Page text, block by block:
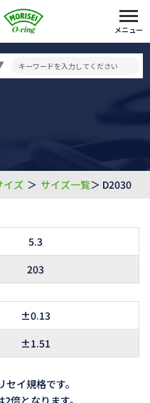
メニュー
イズ ＞ サイズ一覧＞ D2030
5.3
203
±0.13
±1.51
イ規格です。
倍となります。